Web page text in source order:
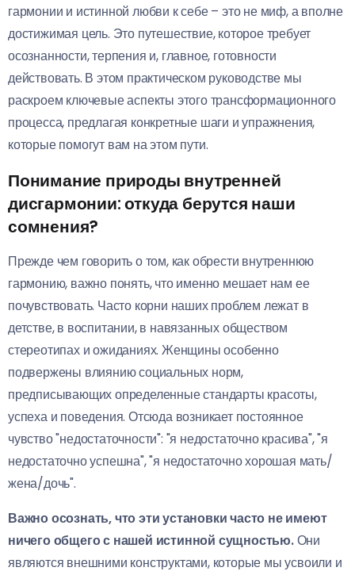
гармонии и истинной любви к себе – это не миф, а вполне
достижимая цель. Это путешествие, которое требует
осознанности, терпения и, главное, готовности
действовать. В этом практическом руководстве мы
раскроем ключевые аспекты этого трансформационного
процесса, предлагая конкретные шаги и упражнения,
которые помогут вам на этом пути.
Понимание природы внутренней
дисгармонии: откуда берутся наши
сомнения?
Прежде чем говорить о том, как обрести внутреннюю
гармонию, важно понять, что именно мешает нам ее
почувствовать. Часто корни наших проблем лежат в
детстве, в воспитании, в навязанных обществом
стереотипах и ожиданиях. Женщины особенно
подвержены влиянию социальных норм,
предписывающих определенные стандарты красоты,
успеха и поведения. Отсюда возникает постоянное
чувство "недостаточности": "я недостаточно красива", "я
недостаточно успешна", "я недостаточно хорошая мать/
жена/дочь".
Важно осознать, что эти установки часто не имеют
ничего общего с нашей истинной сущностью.Они
являются внешними конструктами, которые мы усвоили и